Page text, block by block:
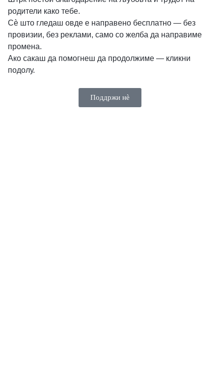
родители како тебе.
Сè што гледаш овде е направено бесплатно — без
провизии, без реклами, само со желба да направиме
промена.
Ако сакаш да помогнеш да продолжиме — кликни
подолу.
Поддржи нѐ